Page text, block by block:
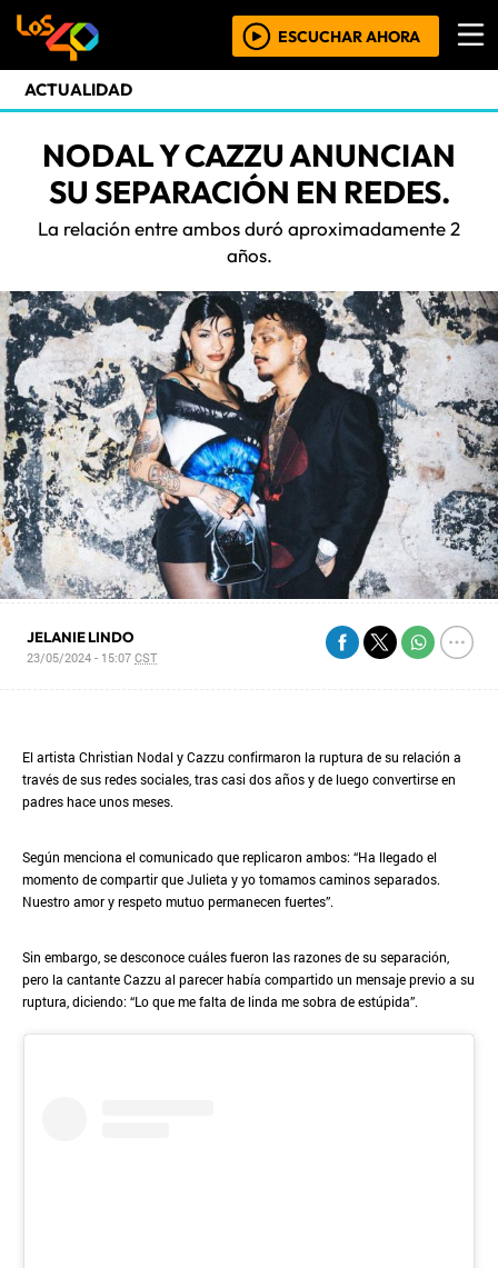
ESCUCHAR AHORA
ACTUALIDAD
NODAL Y CAZZU ANUNCIAN
SU SEPARACIÓN EN REDES.
La relación entre ambos duró aproximadamente 2
años.
JELANIE LINDO
23/05/2024 - 15:07CST
El artista Christian Nodal y Cazzu confirmaron la ruptura de su relación a
través de sus redes sociales, tras casi dos años y de luego convertirse en
padres hace unos meses.
Según menciona el comunicado que replicaron ambos: “Ha llegado el
momento de compartir que Julieta y yo tomamos caminos separados.
Nuestro amor y respeto mutuo permanecen fuertes”.
Sin embargo, se desconoce cuáles fueron las razones de su separación,
pero la cantante Cazzu al parecer había compartido un mensaje previo a su
ruptura, diciendo: “Lo que me falta de linda me sobra de estúpida”.